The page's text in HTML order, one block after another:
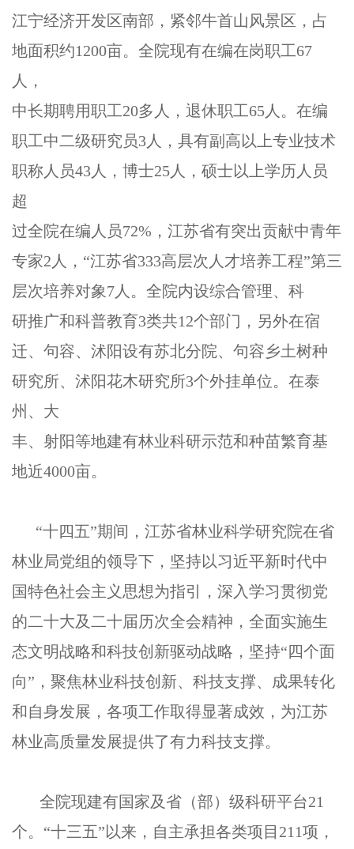
江宁经济开发区南部，紧邻牛首山风景区，占
地面积约1200亩。全院现有在编在岗职工67
人，
中长期聘用职工20多人，退休职工65人。在编
职工中二级研究员3人，具有副高以上专业技术
职称人员43人，博士25人，硕士以上学历人员
超
过全院在编人员72%，江苏省有突出贡献中青年
专家2人，“江苏省333高层次人才培养工程”第三
层次培养对象7人。全院内设综合管理、科
研推广和科普教育3类共12个部门，另外在宿
迁、句容、沭阳设有苏北分院、句容乡土树种
研究所、沭阳花木研究所3个外挂单位。在泰
州、大
丰、射阳等地建有林业科研示范和种苗繁育基
地近4000亩。
“十四五”期间，江苏省林业科学研究院在省
林业局党组的领导下，坚持以习近平新时代中
国特色社会主义思想为指引，深入学习贯彻党
的二十大及二十届历次全会精神，全面实施生
态文明战略和科技创新驱动战略，坚持“四个面
向”，聚焦林业科技创新、科技支撑、成果转化
和自身发展，各项工作取得显著成效，为江苏
林业高质量发展提供了有力科技支撑。
全院现建有国家及省（部）级科研平台21
个。“十三五”以来，自主承担各类项目211项，